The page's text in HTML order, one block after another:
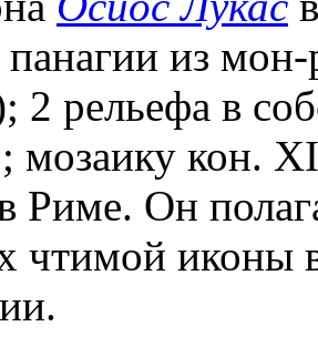
панагии из
2 рельефа в
мозаику кон.
Риме. Он
чтимой иконы